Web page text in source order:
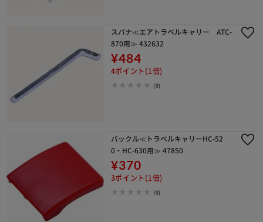
スパナ≪エアトラベルキャリー ATC-
870用≫ 432632
¥484
4ポイント(1倍)
(0)
バックル≪トラベルキャリーHC-52
0・HC-630用≫ 47850
¥370
3ポイント(1倍)
(0)